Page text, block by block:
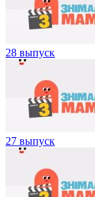
28 выпуск
27 выпуск